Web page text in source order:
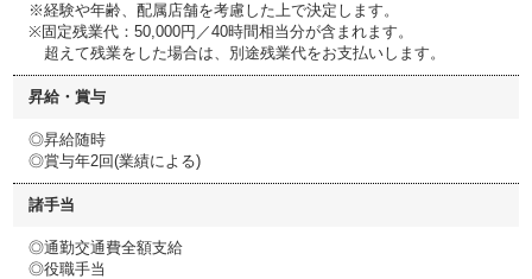
※経験や年齢、配属店舗を考慮した上で決定します。
※固定残業代：50,000円／40時間相当分が含まれます。
超えて残業をした場合は、別途残業代をお支払いします。
昇給・賞与
◎昇給随時
◎賞与年2回(業績による)
諸手当
◎通勤交通費全額支給
◎役職手当